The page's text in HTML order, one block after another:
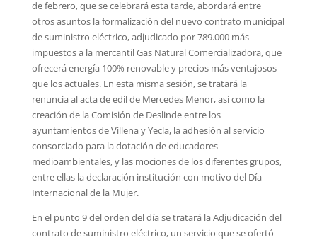
de febrero, que se celebrará esta tarde, abordará entre
otros asuntos la formalización del nuevo contrato municipal
de suministro eléctrico, adjudicado por 789.000 más
impuestos a la mercantil Gas Natural Comercializadora, que
ofrecerá energía 100% renovable y precios más ventajosos
que los actuales. En esta misma sesión, se tratará la
renuncia al acta de edil de Mercedes Menor, así como la
creación de la Comisión de Deslinde entre los
ayuntamientos de Villena y Yecla, la adhesión al servicio
consorciado para la dotación de educadores
medioambientales, y las mociones de los diferentes grupos,
entre ellas la declaración institución con motivo del Día
Internacional de la Mujer.
En el punto 9 del orden del día se tratará la Adjudicación del
contrato de suministro eléctrico, un servicio que se ofertó